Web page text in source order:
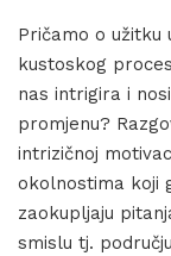
Pričamo o užitku
kustoskog
nas intrigira i
promjenu?
intrizičnoj
okolnostima koji
zaokupljaju
smislu tj.